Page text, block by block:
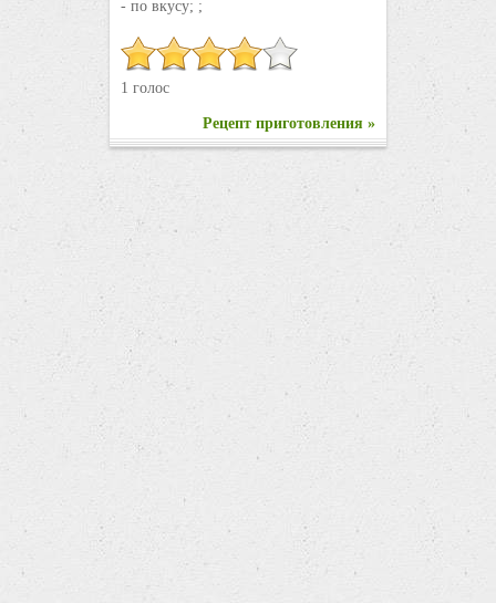
- по вкусу; ;
1 голос
Рецепт приготовления »